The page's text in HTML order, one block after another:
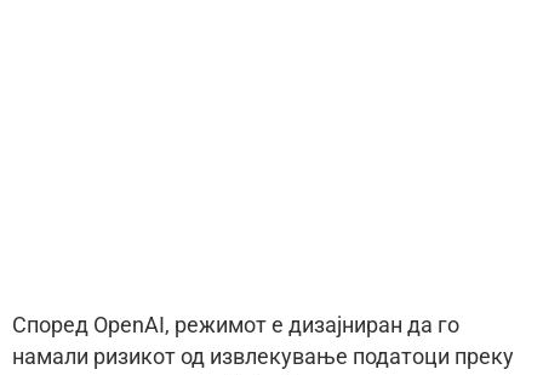
Според OpenAI, режимот е дизајниран да го
намали ризикот од извлекување податоци преку